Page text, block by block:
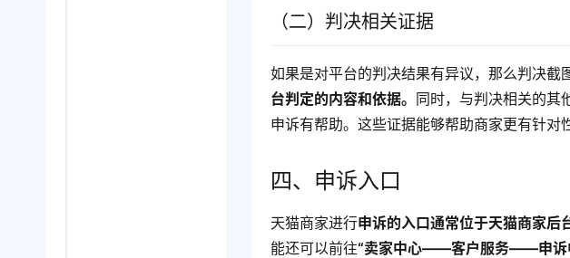
（二）判决相关证据
如果是对平台的判决结果有异议，那么判决截
台判定的内容和依据。 同时，与判决相关的其
申诉有帮助。这些证据能够帮助商家更有针对
四、申诉入口
天猫商家进行申诉的入口通常位于天猫商家后
能还可以前往“卖家中心——客户服务——申诉